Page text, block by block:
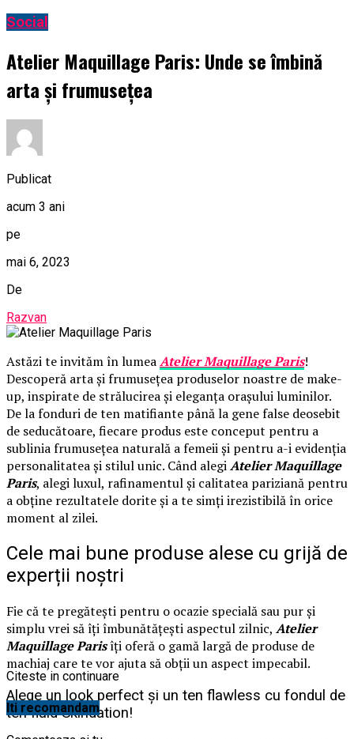
Social
Atelier Maquillage Paris: Unde se îmbină
arta și frumusețea
Publicat
acum 3 ani
pe
mai 6, 2023
De
Razvan
Astăzi te invităm în lumeaAtelier Maquillage Paris!
Descoperă arta și frumusețea produselor noastre de make-
up, inspirate de strălucirea și eleganța orașului luminilor.
De la fonduri de ten matifiante până la gene false deosebit
de seducătoare, fiecare produs este conceput pentru a
sublinia frumusețea naturală a femeii și pentru a-i evidenția
personalitatea și stilul unic. Când alegiAtelier Maquillage
Paris, alegi luxul, rafinamentul și calitatea pariziană pentru
a obține rezultatele dorite și a te simți irezistibilă în orice
moment al zilei.
Cele mai bune produse alese cu grijă de
experții noștri
Fie că te pregătești pentru o ocazie specială sau pur și
simplu vrei să îți îmbunătățești aspectul zilnic, Atelier
Maquillage Parisîți oferă o gamă largă de produse de
machiaj care te vor ajuta să obții un aspect impecabil.
Alege un look perfect și un ten flawless cu fondul de
ten fluid Skindation!
Citeste in continuare
Iti recomandam